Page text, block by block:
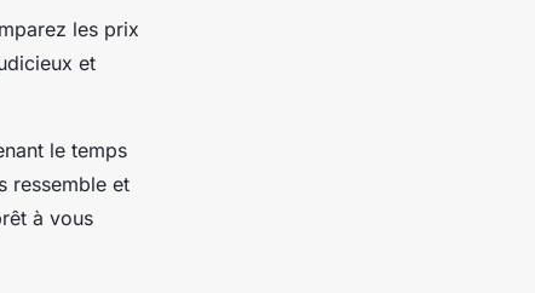
les prix
et
le temps
ressemble et
à vous